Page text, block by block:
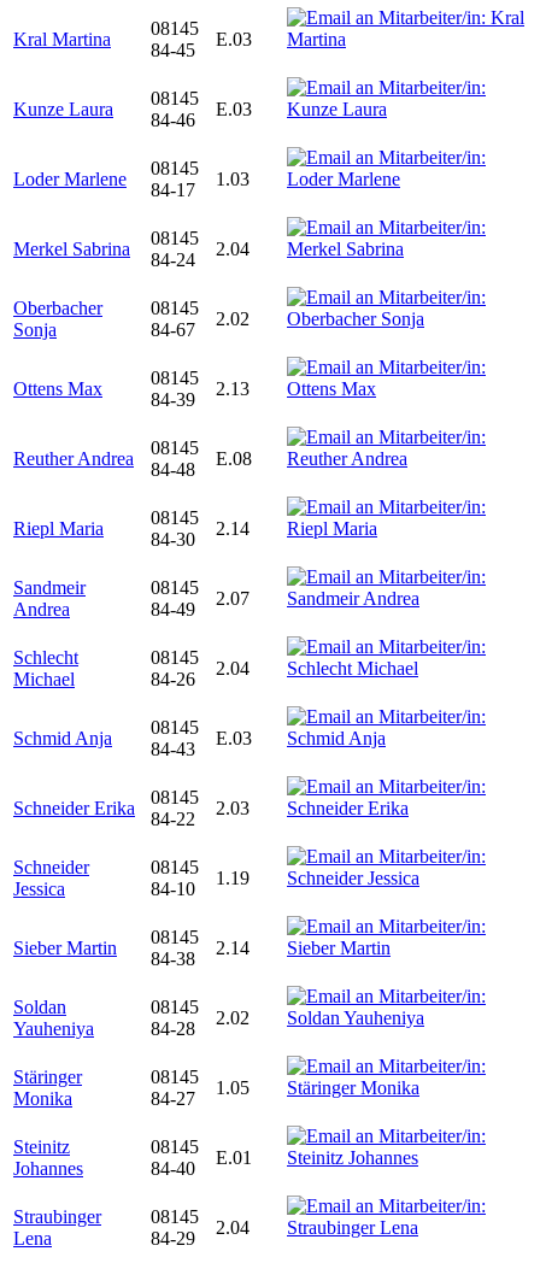
Kral Martina
08145
84-45
E.03
Kunze Laura
08145
84-46
E.03
Loder Marlene
08145
84-17
1.03
Merkel Sabrina
08145
84-24
2.04
Oberbacher
Sonja
08145
84-67
2.02
Ottens Max
08145
84-39
2.13
Reuther Andrea
08145
84-48
E.08
Riepl Maria
08145
84-30
2.14
Sandmeir
Andrea
08145
84-49
2.07
Schlecht
Michael
08145
84-26
2.04
Schmid Anja
08145
84-43
E.03
Schneider Erika
08145
84-22
2.03
Schneider
Jessica
08145
84-10
1.19
Sieber Martin
08145
84-38
2.14
Soldan
Yauheniya
08145
84-28
2.02
Stäringer
Monika
08145
84-27
1.05
Steinitz
Johannes
08145
84-40
E.01
Straubinger
Lena
08145
84-29
2.04